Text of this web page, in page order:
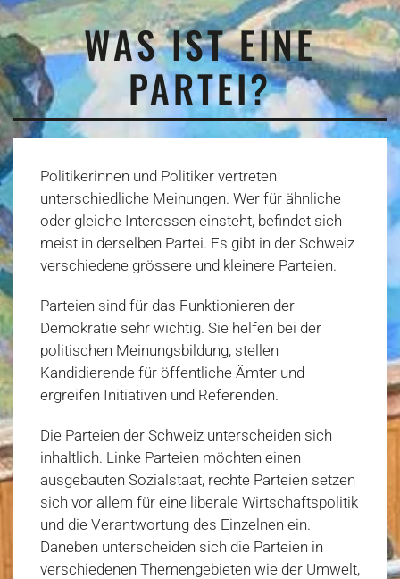
WAS IST EINE
PARTEI?
Politikerinnen und Politiker vertreten
unterschiedliche Meinungen. Wer für ähnliche
oder gleiche Interessen einsteht, befindet sich
meist in derselben Partei. Es gibt in der Schweiz
verschiedene grössere und kleinere Parteien.
Parteien sind für das Funktionieren der
Demokratie sehr wichtig. Sie helfen bei der
politischen Meinungsbildung, stellen
Kandidierende für öffentliche Ämter und
ergreifen Initiativen und Referenden.
Die Parteien der Schweiz unterscheiden sich
inhaltlich. Linke Parteien möchten einen
ausgebauten Sozialstaat, rechte Parteien setzen
sich vor allem für eine liberale Wirtschaftspolitik
und die Verantwortung des Einzelnen ein.
Daneben unterscheiden sich die Parteien in
verschiedenen Themengebieten wie der Umwelt,